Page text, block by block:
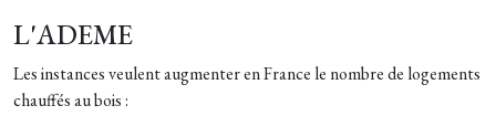
L'ADEME
Les instances veulent augmenter en France le nombre de logements
chauffés au bois :